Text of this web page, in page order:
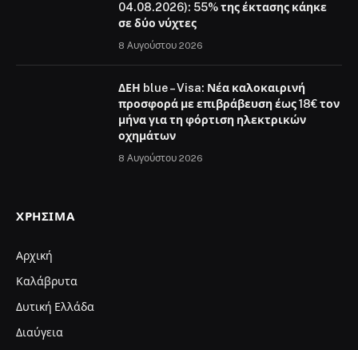
04.08.2026): 55% της έκτασης κάηκε
σε δύο νύχτες
8 Αυγούστου 2026
ΔΕΗ blue – Visa: Νέα καλοκαιρινή
προσφορά με επιβράβευση έως 18€ τον
μήνα για τη φόρτιση ηλεκτρικών
οχημάτων
8 Αυγούστου 2026
ΧΡΉΣΙΜΑ
Αρχική
Καλάβρυτα
Δυτική Ελλάδα
Διαύγεια